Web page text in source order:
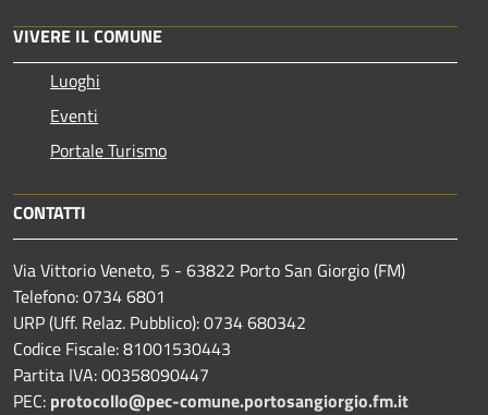
VIVERE IL COMUNE
Luoghi
Eventi
Portale Turismo
CONTATTI
Via Vittorio Veneto, 5 - 63822 Porto San Giorgio (FM)
Telefono: 0734 6801
URP (Uff. Relaz. Pubblico): 0734 680342
Codice Fiscale: 81001530443
Partita IVA: 00358090447
PEC: protocollo@pec-comune.portosangiorgio.fm.it